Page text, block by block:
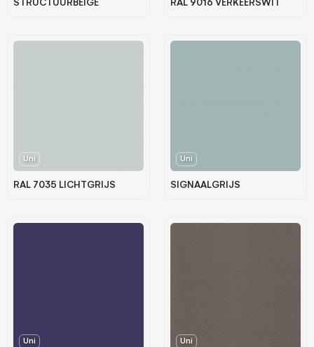
STRUCTUURBEIGE RAL 9016 VERKEERSWIT
Uni
RAL 7035 LICHTGRIJS
Uni
SIGNAALGRIJS
Uni Uni